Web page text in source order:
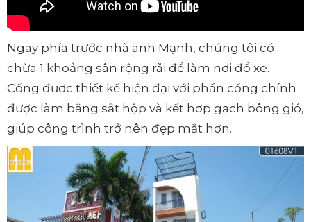
Ngay phía trước nhà anh Mạnh, chúng tôi có
chừa 1 khoảng sân rộng rãi để làm nơi đổ xe.
Cổng được thiết kế hiện đại với phần cổng chính
được làm bằng sắt hộp và kết hợp gạch bông gió,
giúp công trình trở nên đẹp mắt hơn.